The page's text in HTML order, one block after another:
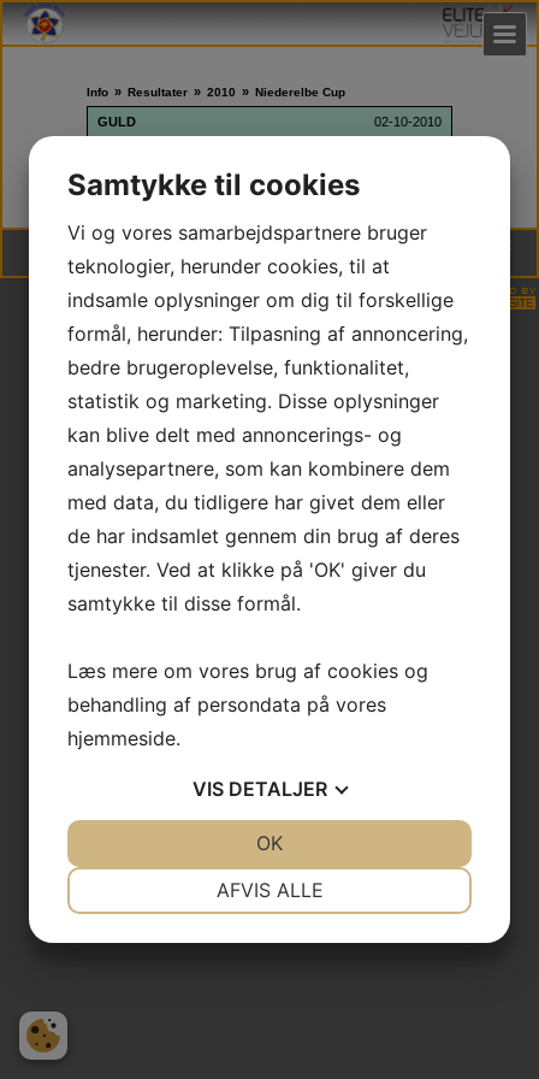
Info » Resultater » 2010 » Niederelbe Cup
GULD 02-10-2010
Vejle Judo Klub | DGI Huset Hal 2, Willy Sørensens Plads 5, 7100 Vejle | * CVR
30253205 * NEM konto 9347 4585930658
Samtykke til cookies
Vi og vores samarbejdspartnere bruger
teknologier, herunder cookies, til at
indsamle oplysninger om dig til forskellige
formål, herunder: Tilpasning af annoncering,
bedre brugeroplevelse, funktionalitet,
statistik og marketing. Disse oplysninger
kan blive delt med annoncerings- og
analysepartnere, som kan kombinere dem
med data, du tidligere har givet dem eller
de har indsamlet gennem din brug af deres
tjenester. Ved at klikke på 'OK' giver du
samtykke til disse formål.
Læs mere om vores brug af cookies og
behandling af persondata på vores
hjemmeside.
VIS DETALJER
AFVIS ALLE
OK